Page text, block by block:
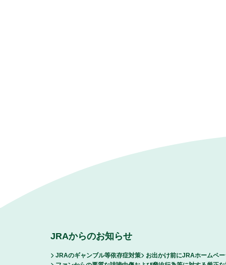
JRAからのお知らせ
JRAのギャンブル等依存症対策
お出かけ前にJRAホームペ